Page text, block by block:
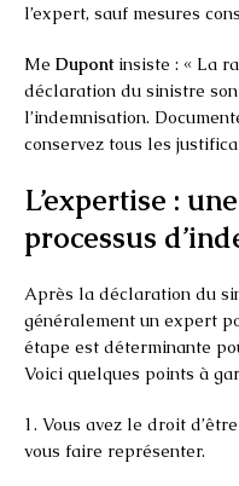
l’expert, sauf mesures
Me Dupontinsiste : « La
déclaration du sinistre
l’indemnisation.
conservez tous les
L’expertise :
processus
Après la déclaration du
généralement un expert
étape est déterminante
Voici quelques points à
1. Vous avez le droit
vous faire représenter.